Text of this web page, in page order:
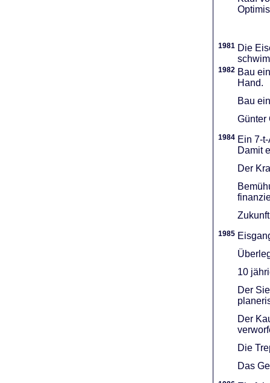
1981 Die
1982 Bau
Hand.
Bau
Günter
1984 Ein 7-
Damit
Der
1985
10
Der
Der
Die
Das